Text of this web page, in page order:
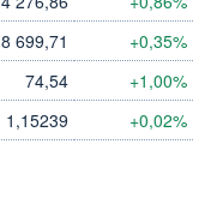
BOURSOVIE
8 699,71 +0,35%
74,54 +1,00%
1,15239 +0,02%